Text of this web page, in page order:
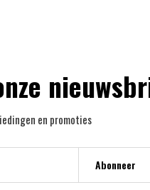
en promoties
Abonneer